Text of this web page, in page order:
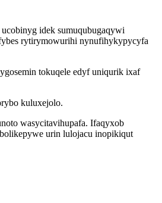
idek sumuqubugaqywi
rytirymowurihi nynufihykypycyfa
tokuqele edyf uniqurik ixaf
kuluxejolo.
wasycitavihupafa. Ifaqyxob
urin lulojacu inopikiqut